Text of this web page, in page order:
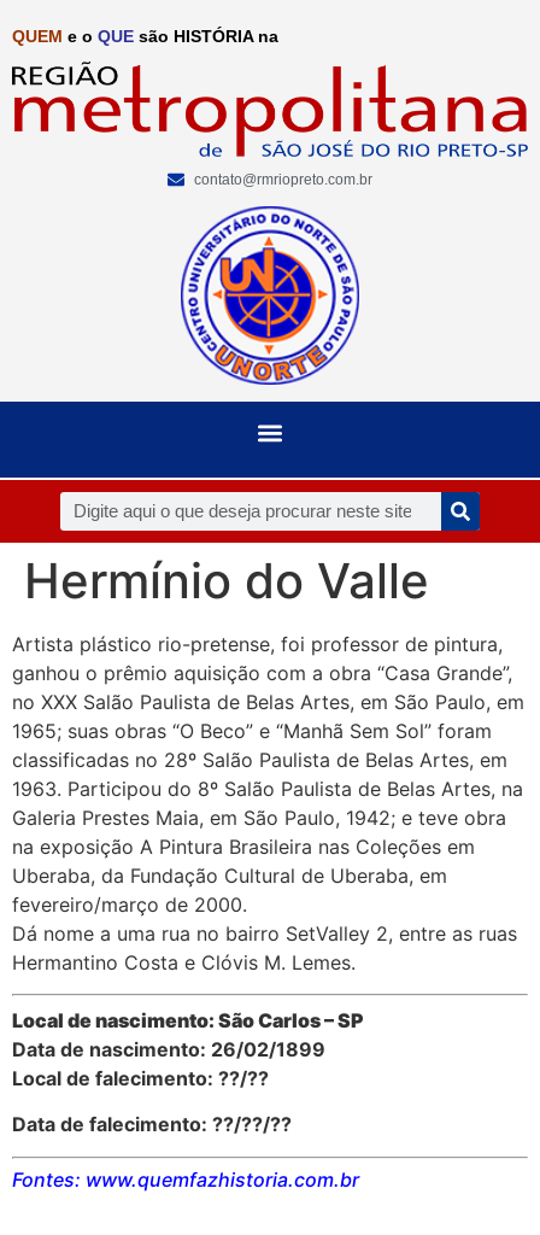
QUEM e o QUE são HISTÓRIA na
contato@rmriopreto.com.br
Hermínio do Valle
Artista plástico rio-pretense, foi professor de pintura,
ganhou o prêmio aquisição com a obra “Casa Grande”,
no XXX Salão Paulista de Belas Artes, em São Paulo, em
1965; suas obras “O Beco” e “Manhã Sem Sol” foram
classificadas no 28º Salão Paulista de Belas Artes, em
1963. Participou do 8º Salão Paulista de Belas Artes, na
Galeria Prestes Maia, em São Paulo, 1942; e teve obra
na exposição A Pintura Brasileira nas Coleções em
Uberaba, da Fundação Cultural de Uberaba, em
fevereiro/março de 2000.
Dá nome a uma rua no bairro SetValley 2, entre as ruas
Hermantino Costa e Clóvis M. Lemes.
Local de nascimento: São Carlos – SP
Data de nascimento: 26/02/1899
Local de falecimento: ??/??
Data de falecimento: ??/??/??
Fontes: www.quemfazhistoria.com.br